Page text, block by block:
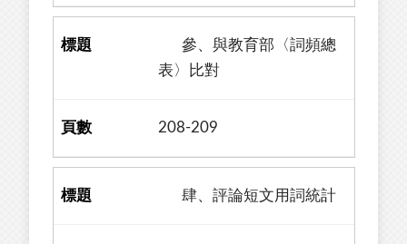
參、與教育部〈詞頻總
表〉比對
208-209
肆、評論短文用詞統計